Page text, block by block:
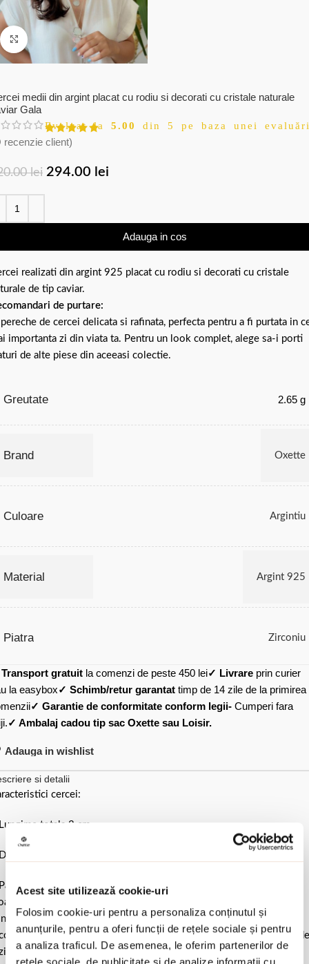
Acest site utilizează cookie-uri
Folosim cookie-uri pentru a personaliza conținutul și
anunțurile, pentru a oferi funcții de rețele sociale și pentru
a analiza traficul. De asemenea, le oferim partenerilor de
Click to enlarge
medii din argint placat cu rodiu si decorati cu cristale naturale
Gala
Evaluat la 5.00 din 5 pe baza unei
recenzie client)
lei 294.00 lei
Adauga in cos
realizati din argint 925 placat cu rodiu si decorati cu cristale
de tip caviar.
de purtare:
de cercei delicata si rafinata, perfecta pentru a fi purtata in
importanta zi din viata ta. Pentru un look complet, alege sa-i porti
de alte piese din aceeasi colectie.
Greutate 2.65 g
Brand Oxette
Culoare Argintiu
Material Argint 925
Piatra Zirconiu
Transport gratuit la comenzi de peste 450 lei✓ Livrare prin curier
la easybox✓ Schimb/retur garantat timp de 14 zile de la primirea
✓ Garantie de conformitate conform legii- Cumperi fara
✓ Ambalaj cadou tip sac Oxette sau Loisir.
Adauga in wishlist
si detalii
cercei:
totala 3 cm.
elemente 2 cm fiecare.
bijuteria in ambalajul original sau intr-un saculet de catifea
pentru a evita frecarea sau lovirea de alte materiale. Evitati
cu apa si produsele cosmetice. Dupa fiecare purtare este
sa o lustruiti cu o laveta curata pentru a evita depunerea de